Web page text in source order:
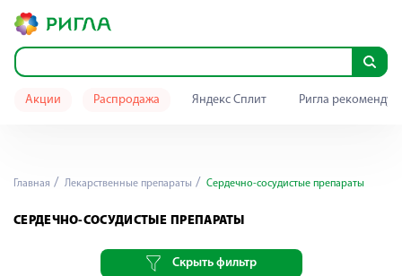
Акции Распродажа Яндекс Сплит Ригла
Главная Лекарственные препараты Сердечно-сосудистые препараты
СЕРДЕЧНО-СОСУДИСТЫЕ ПРЕПАРАТЫ
Скрыть фильтр